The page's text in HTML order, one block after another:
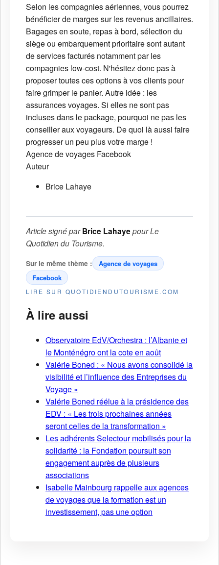
Selon les compagnies aériennes, vous pourrez
bénéficier de marges sur les revenus ancillaires.
Bagages en soute, repas à bord, sélection du
siège ou embarquement prioritaire sont autant
de services facturés notamment par les
compagnies low-cost. N'hésitez donc pas à
proposer toutes ces options à vos clients pour
faire grimper le panier. Autre idée : les
assurances voyages. Si elles ne sont pas
incluses dans le package, pourquoi ne pas les
conseiller aux voyageurs. De quoi là aussi faire
progresser un peu plus votre marge !
Agence de voyages Facebook
Auteur
Brice Lahaye
Article signé parBrice LahayepourLe
Quotidien du Tourisme.
Sur le même thème :
Agence de voyages
Facebook
LIRE SUR QUOTIDIENDUTOURISME.COM
À lire aussi
Observatoire EdV/Orchestra : l’Albanie et
le Monténégro ont la cote en août
Valérie Boned : « Nous avons consolidé la
visibilité et l’influence des Entreprises du
Voyage »
Valérie Boned réélue à la présidence des
EDV : « Les trois prochaines années
seront celles de la transformation »
Les adhérents Selectour mobilisés pour la
solidarité : la Fondation poursuit son
engagement auprès de plusieurs
associations
Isabelle Mainbourg rappelle aux agences
de voyages que la formation est un
investissement, pas une option